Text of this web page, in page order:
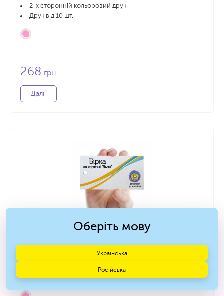
2-х сторонній кольоровий друк.
Друк від 10 шт.
268 грн.
Далі
Дизайнерський картон "Льон" Nettuno bianco artico.
2-х сторонній кольоровий друк.
Друк від 10 шт.
Оберіть мову
Українська
Російська